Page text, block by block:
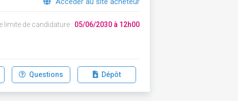
limite de candidature : 05/06/2030 à 12h00
Questions Dépôt